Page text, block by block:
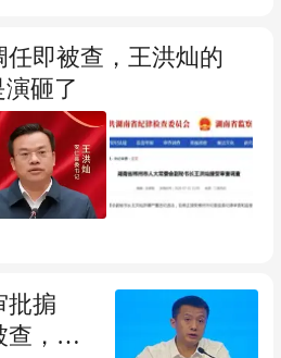
即被查，王洪灿的
砸了
批掮
查，招